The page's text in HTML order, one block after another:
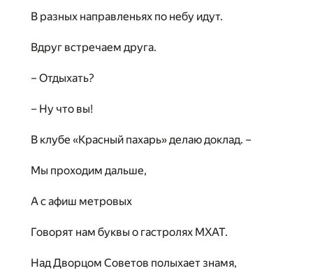
В разных направленьях по небу идут.
Вдруг встречаем друга.
– Отдыхать?
– Ну что вы!
В клубе «Красный пахарь» делаю доклад. –
Мы проходим дальше,
А с афиш метровых
Говорят нам буквы о гастролях МХАТ.
Над Дворцом Советов полыхает знамя,